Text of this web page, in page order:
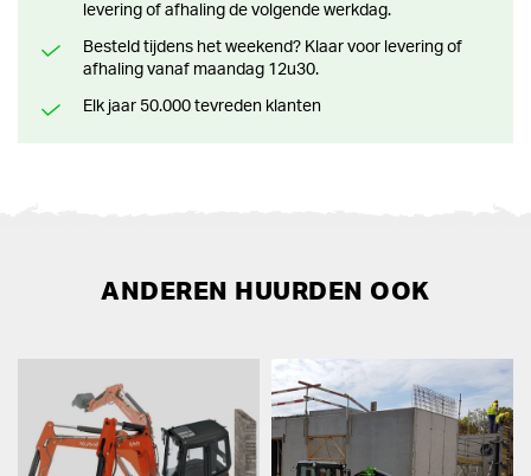
levering of afhaling de volgende werkdag.
Besteld tijdens het weekend? Klaar voor levering of
afhaling vanaf maandag 12u30.
Elk jaar 50.000 tevreden klanten
ANDEREN HUURDEN OOK